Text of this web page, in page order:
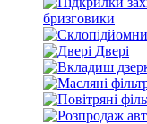
бризговики
Двері